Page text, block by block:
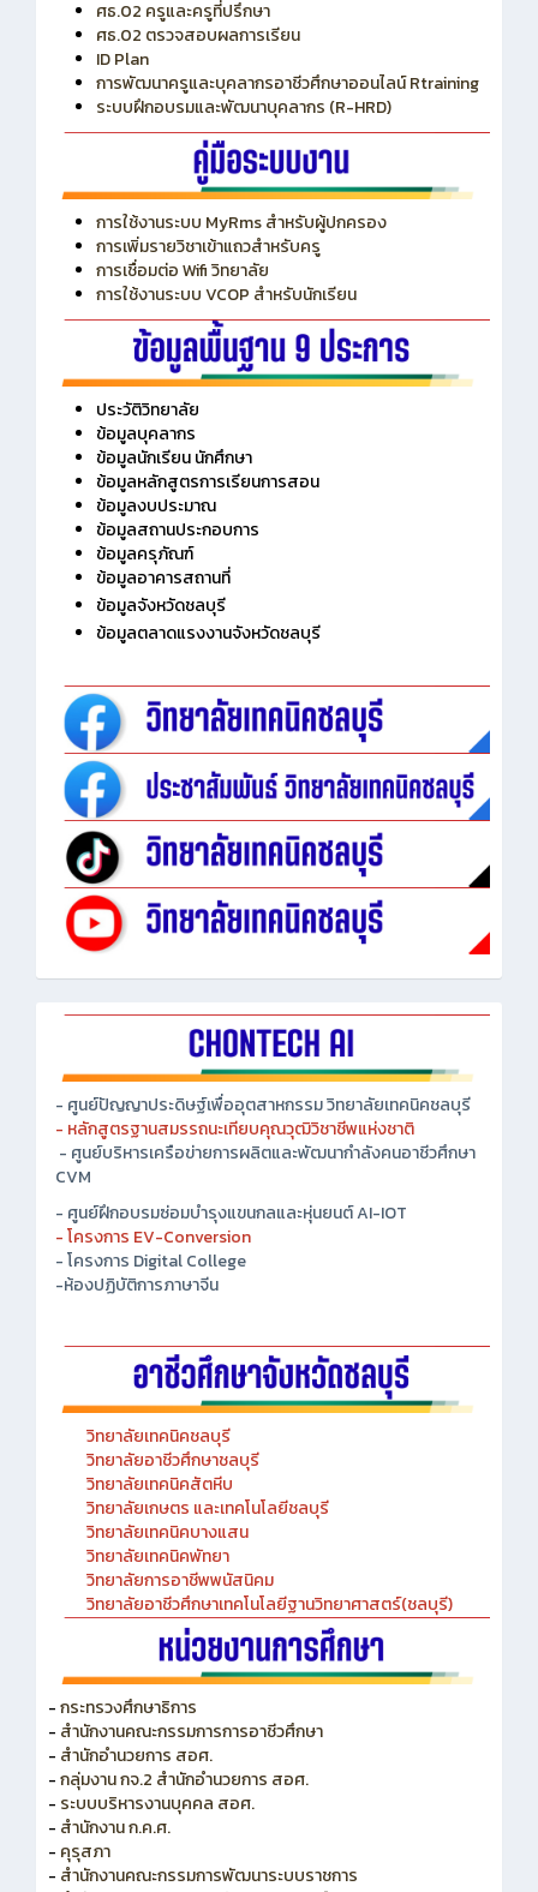
Chontech Digital Library
ศธ.02 ครูและครูที่ปรึกษา
ศธ.02 ตรวจสอบผลการเรียน
ID Plan
การพัฒนาครูและบุคลากรอาชีวศึกษาออนไลน์ Rtraining
ระบบฝึกอบรมและพัฒนาบุคลากร (R-HRD)
การใช้งานระบบ MyRms สำหรับผู้ปกครอง
การเพิ่มรายวิชาเข้าแถวสำหรับครู
การเชื่อมต่อ Wifi วิทยาลัย
การใช้งานระบบ VCOP สำหรับนักเรียน
ประวัติวิทยาลัย
ข้อมูลบุคลากร
ข้อมูลนักเรียน นักศึกษา
ข้อมูลหลักสูตรการเรียนการสอน
ข้อมูลงบประมาณ
ข้อมูลสถานประกอบการ
ข้อมูลครุภัณฑ์
ข้อมูลอาคารสถานที่
ข้อมูลจังหวัดชลบุรี
- ศูนย์ปัญญาประดิษฐ์เพื่ออุตสาหกรรม วิทยาลัยเทคนิคชลบุรี
- หลักสูตรฐานสมรรถนะเทียบคุณวุฒิวิชาชีพแห่งชาติ
- ศูนย์บริหารเครือข่ายการผลิตและพัฒนากำลังคนอาชีวศึกษา
CVM
- ศูนย์ฝึกอบรมซ่อมบำรุงแขนกลและหุ่นยนต์ AI-IOT
- โครงการ EV-Conversion
- โครงการ Digital College
วิทยาลัยเทคนิคชลบุรี
วิทยาลัยอาชีวศึกษาชลบุรี
วิทยาลัยเทคนิคสัตหีบ
วิทยาลัยเกษตร และเทคโนโลยีชลบุรี
วิทยาลัยเทคนิคบางแสน
วิทยาลัยเทคนิคพัทยา
วิทยาลัยการอาชีพพนัสนิคม
วิทยาลัยอาชีวศึกษาเทคโนโลยีฐานวิทยาศาสตร์(ชลบุรี)
- กระทรวงศึกษาธิการ
- สำนักงานคณะกรรมการการอาชีวศึกษา
- สำนักอำนวยการ สอศ.
- กลุ่มงาน กจ.2 สำนักอำนวยการ สอศ.
- ระบบบริหารงานบุคคล สอศ.
- สำนักงาน ก.ค.ศ.
- คุรุสภา